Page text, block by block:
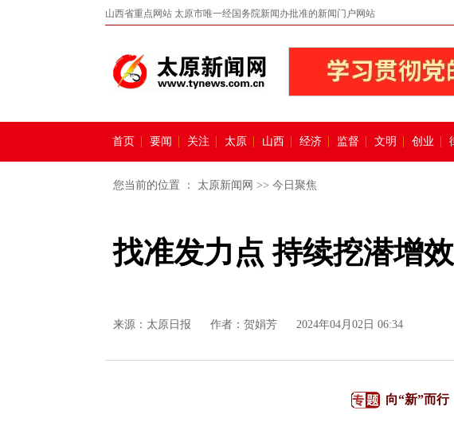
山西省重点网站 太原市唯一经国务院新闻办批准的新闻门户网站
首页 要闻 关注 太原 山西 经济 监督 文明 创业
您当前的位置 ： 太原新闻网 >> 今日聚焦
找准发力点 持续挖潜增
来源： 太原日报 作者：贺娟芳 2024年04月02日 06:34
向“新”而行